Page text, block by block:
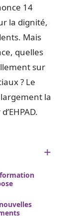
14
la dignité,
Mais
quelles
sur
? Le
la